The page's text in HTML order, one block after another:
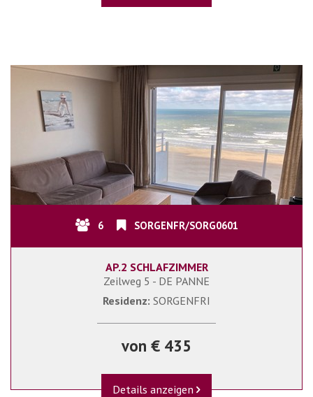
6 SORGENFR/SORG0601
AP.2 SCHLAFZIMMER
Zeilweg 5 - DE PANNE
Residenz: SORGENFRI
von € 435
Details anzeigen